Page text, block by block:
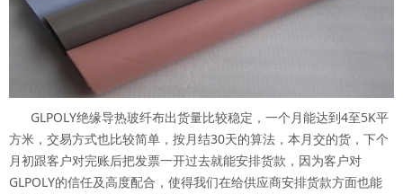
GLPOLY绝缘导热玻纤布出货量比较稳定，一个月能达到4至5K平
方米，交易方式也比较简单，按月结30天的算法，本月交的货，下个
月初跟客户对完账后把发票一开过去就能安排货款，因为客户对
GLPOLY的信任及高度配合，使得我们在给供应商安排货款方面也能